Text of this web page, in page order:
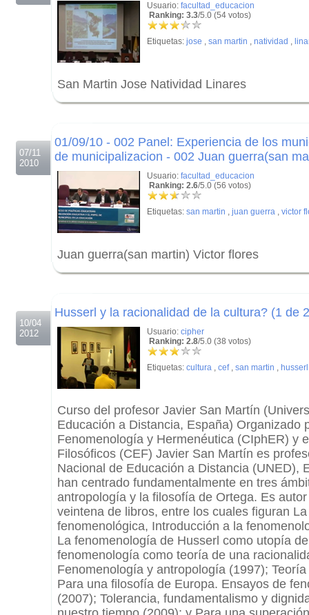
Usuario: facultad_educacion
Ranking: 3.3/5.0 (54 votos)
Etiquetas: jose , san martin , natividad ,
San Martin Jose Natividad Linares
07/11
2010
01/09/10 - 002 Panel: Experiencia de los
de municipalizacion - 002 Juan guerra(san
Usuario: facultad_educacion
Ranking: 2.6/5.0 (56 votos)
Etiquetas: san martin , juan guerra , victor
Juan guerra(san martin) Victor flores
10/04
2012
Husserl y la racionalidad de la cultura? (1 de
Usuario: cipher
Ranking: 2.8/5.0 (38 votos)
Etiquetas: cultura , cef, san martin , husserl
Curso del profesor Javier San Martín
Educación a Distancia, España) Organizado
Fenomenología y Hermenéutica (CIphER) y
Filosóficos (CEF) Javier San Martín es
Nacional de Educación a Distancia (UNED),
han centrado fundamentalmente en tres
antropología y la filosofía de Ortega. Es
veintena de libros, entre los cuales figuran
fenomenológica, Introducción a la
La fenomenología de Husserl como utopía
fenomenología como teoría de una
Fenomenología y antropología (1997);
Para una filosofía de Europa. Ensayos de
(2007); Tolerancia, fundamentalismo y